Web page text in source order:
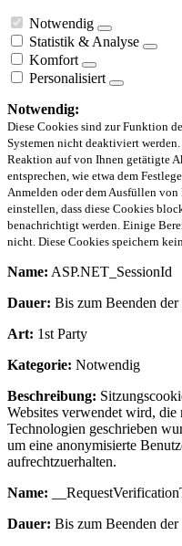
Notwendig
Statistik & Analyse
Komfort
Personalisiert
Notwendig:
Diese Cookies sind zur Funktion
Systemen nicht deaktiviert
Reaktion auf von Ihnen getätigte
entsprechen, wie etwa dem
Anmelden oder dem Ausfüllen von
einstellen, dass diese Cookies
benachrichtigt werden. Einige
nicht. Diese Cookies speichern
Name: ASP.NET_SessionId
Dauer: Bis zum Beenden der
Art: 1st Party
Kategorie: Notwendig
Beschreibung:
Websites verwendet wird,
Technologien geschrieben
um eine anonymisierte
aufrechtzuerhalten.
Name:
Dauer: Bis zum Beenden der